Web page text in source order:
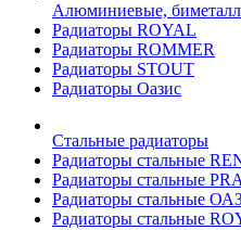
Алюминиевые,
Радиаторы ROYAL
Радиаторы ROMMER
Радиаторы STOUT
Радиаторы Оазис
Стальные радиаторы
Радиаторы стальные
Радиаторы стальные
Радиаторы стальные
Радиаторы стальные